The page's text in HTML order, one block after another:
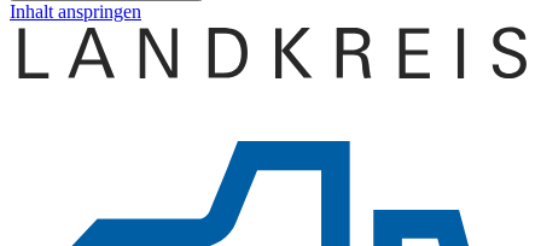
Inhalt anspringen